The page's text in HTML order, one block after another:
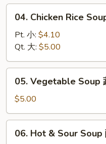
面
Chicken
Rice
Soup
鸡
米
04. Chicken Rice
Pt. 小: $4.10
Qt. 大: $5.00
Vegetable
Soup
蔬
菜
05. Vegetable Soup
$5.00
Hot06. Hot & Sour Soup